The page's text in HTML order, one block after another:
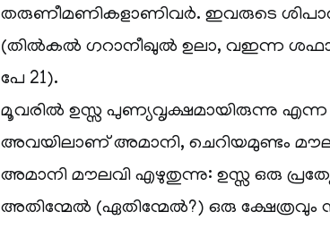
തരുണീമണികളാണിവര്‍. ഇവരുടെ
(തില്‍കല്‍ ഗറാനീഖുല്‍ ഉലാ, വഇന്ന
പേ 21).
മൂവരില്‍ ഉസ്സ പുണ്യവൃക്ഷമായിരുന്നു എന്ന
അവയിലാണ് അമാനി, ചെറിയമുണ്ടം
അമാനി മൗലവി എഴുതുന്നു: ഉസ്സ ഒരു
അതിന്മേല്‍ (ഏതിന്മേല്‍?) ഒരു ക്ഷേത്രവും